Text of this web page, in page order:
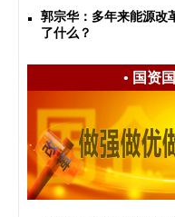
郭宗华：多年来能源改
了什么？
• 国资